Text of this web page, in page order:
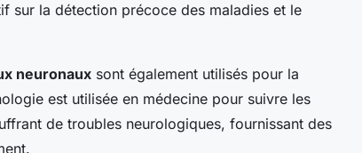
sur la détection précoce des maladies et le
neuronaux sont également utilisés pour la
est utilisée en médecine pour suivre les
de troubles neurologiques, fournissant des